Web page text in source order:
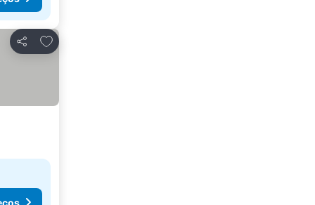
Partilhar
Adicionar aos favoritos